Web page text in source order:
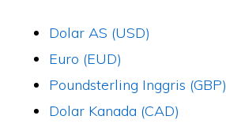
Dolar AS (USD)
Euro (EUD)
Poundsterling Inggris (GBP)
Dolar Kanada (CAD)